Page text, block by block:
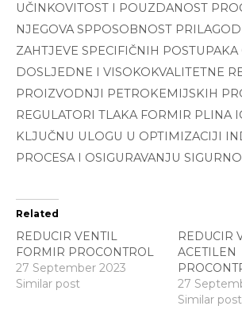
UČINKOVITOST I POUZDANOST
NJEGOVA SPPOSOBNOST
ZAHTJEVE SPECIFIČNIH POSTUPAKA
DOSLJEDNE I VISOKOKVALITETNE
PROIZVODNJI PETROKEMIJSKIH
REGULATORI TLAKA FORMIR PLINA
KLJUČNU ULOGU U OPTIMIZACIJI
PROCESA I OSIGURAVANJU
Related
REDUCIR VENTIL
FORMIR PROCONTROL
27 September 2023
Similar post
REDUCIR
ACETILEN
27
Similar post